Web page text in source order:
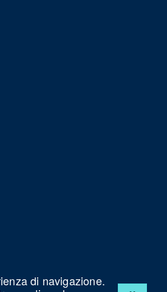
di navigazione.